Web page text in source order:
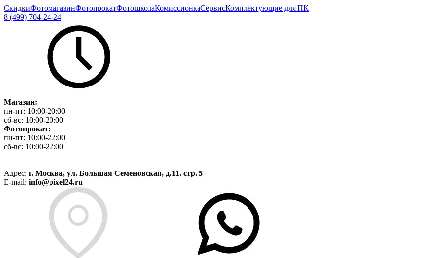
СкидкиФотомагазинФотопрокатФотошколаКомиссионкаСервисКомплектующие для ПК
8 (499) 704-24-24
Магазин:
пн-пт: 10:00-20:00
сб-вс: 10:00-20:00
Фотопрокат:
пн-пт: 10:00-22:00
сб-вс: 10:00-22:00
Адрес: г. Москва, ул. Большая Семеновская, д.11. стр. 5
E-mail: info@pixel24.ru